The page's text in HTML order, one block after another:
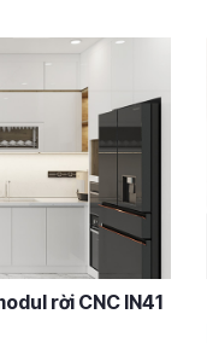
rời CNC IN41